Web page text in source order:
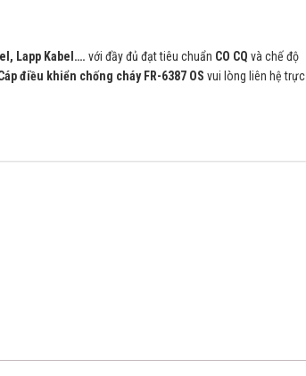
Lapp Kabel…. với đầy đủ đạt tiêu chuẩn CO CQ và chế độ
điều khiển chống cháy FR-6387 OS vui lòng liên hệ trực